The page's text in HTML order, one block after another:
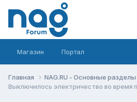
Магазин Портал
Главная NAG.RU - Основные разделы
Выключилось электричество во время